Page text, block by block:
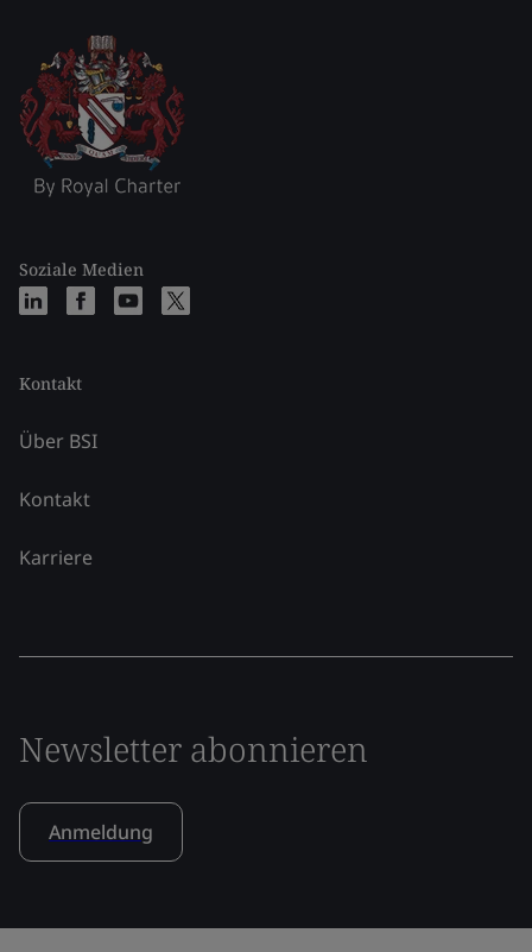
Soziale Medien
Kontakt
Über BSI
Kontakt
Karriere
Newsletter abonnieren
Anmeldung